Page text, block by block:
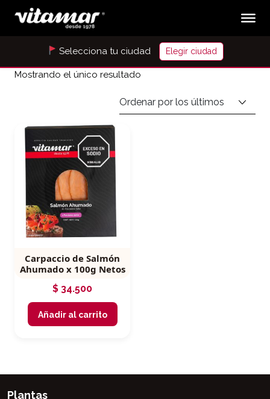
Selecciona tu ciudad Elegir ciudad
Mostrando el único resultado
Carpaccio de Salmón
Ahumado x 100g Netos
$ 34.500
Añadir al carrito
Plantas